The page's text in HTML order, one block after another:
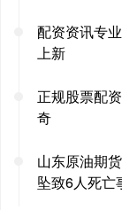
配资资讯专
上新
正规股票配
奇
山东原油期
坠致6人死亡